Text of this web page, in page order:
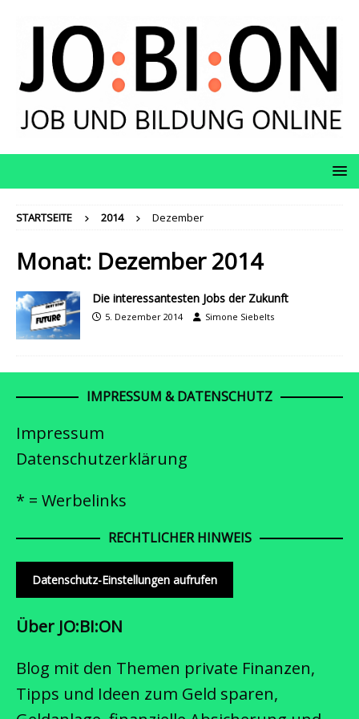
STARTSEITE 2014 Dezember
Monat: Dezember 2014
Die interessantesten Jobs der Zukunft
5. Dezember 2014 Simone Siebelts
IMPRESSUM & DATENSCHUTZ
Impressum
Datenschutzerklärung
* = Werbelinks
RECHTLICHER HINWEIS
Datenschutz-Einstellungen aufrufen
Über JO:BI:ON
Blog mit den Themen private Finanzen,
Tipps und Ideen zum Geld sparen,